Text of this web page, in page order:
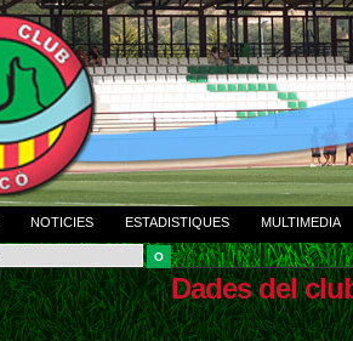
NOTICIES ESTADISTIQUES MULTIMEDIA
Dades del